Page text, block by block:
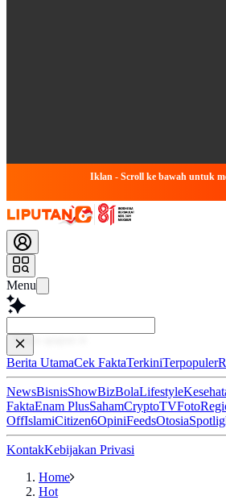
Iklan - Scroll ke bawah untuk
Menu
Baca leb
Berita UtamaCek FaktaTerkiniTerpopuler
NewsBisnisShowBizBolaLifestyle
FaktaEnam PlusSahamCryptoTVFoto
OffIslamiCitizen6OpiniFeedsOtosia
KontakKebijakan Privasi
Home
Hot